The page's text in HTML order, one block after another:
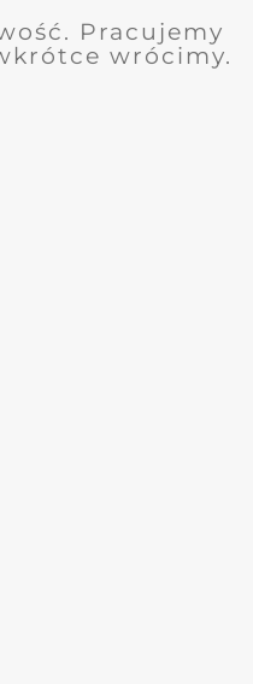
Pracujemy
wrócimy.